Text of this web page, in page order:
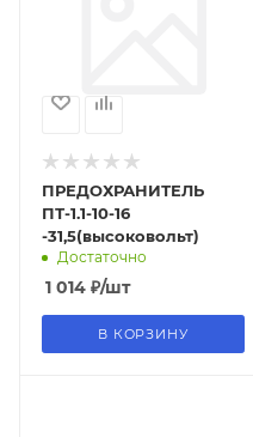
ПРЕДОХРАНИТЕЛЬ
ПТ-1.1-10-16
-31,5(высоковольт)
Достаточно
1 014 ₽/шт
В КОРЗИНУ